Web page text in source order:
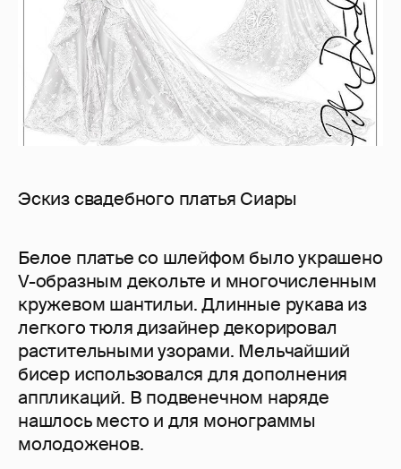
Эскиз свадебного платья Сиары
Белое платье со шлейфом было украшено
V-образным декольте и многочисленным
кружевом шантильи. Длинные рукава из
легкого тюля дизайнер декорировал
растительными узорами. Мельчайший
бисер использовался для дополнения
аппликаций. В подвенечном наряде
нашлось место и для монограммы
молодоженов.